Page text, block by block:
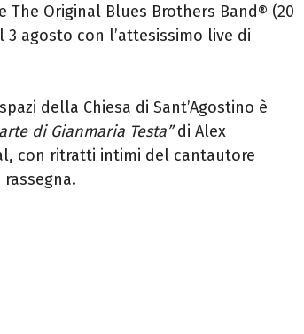
The Original Blues Brothers Band® (20
agosto con l’attesissimo live di
della Chiesa di Sant’Agostino è
di Gianmaria Testa”di Alex
con ritratti intimi del cantautore